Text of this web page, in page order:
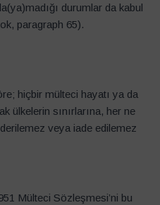
durumlar da kabul
paragraph 65).
hiçbir mülteci hayatı ya da
ülkelerin sınırlarına, her ne
veya iade edilemez
Mülteci Sözleşmesi’ni bu